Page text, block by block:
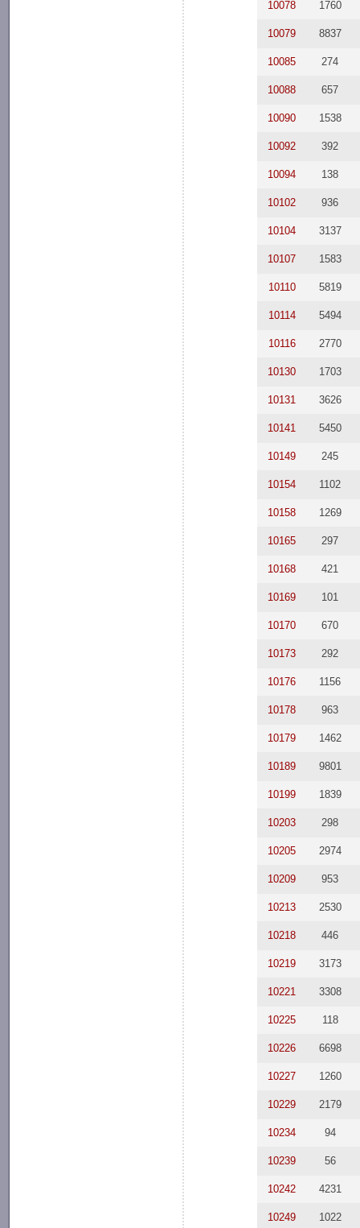
10078 1760
10079 8837
10085 274
10088 657
10090 1538
10092 392
10094 138
10102 936
10104 3137
10107 1583
10110 5819
10114 5494
10116 2770
10130 1703
10131 3626
10141 5450
10149 245
10154 1102
10158 1269
10165 297
10168 421
10169 101
10170 670
10173 292
10176 1156
10178 963
10179 1462
10189 9801
10199 1839
10203 298
10205 2974
10209 953
10213 2530
10218 446
10219 3173
10221 3308
10225 118
10226 6698
10227 1260
10229 2179
10234 94
10239 56
10242 4231
10249 1022